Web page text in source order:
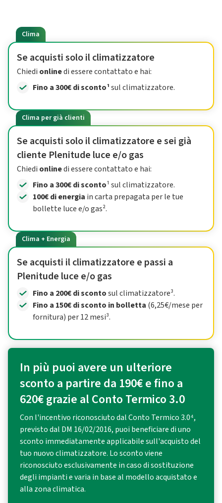
Clima
Se acquisti solo il climatizzatore
Chiedi onlinedi essere contattato e hai:
Fino a 300€ di sconto¹sul climatizzatore.
Clima per già clienti
Se acquisti solo il climatizzatore e sei già
cliente Plenitude luce e/o gas
Chiedi onlinedi essere contattato e hai:
Fino a 300€ di sconto¹ sul climatizzatore.
100€ di energia in carta prepagata per le tue
bollette luce e/o gas².
Clima + Energia
Se acquisti il climatizzatore e passi a
Plenitude luce e/o gas
Fino a 200€ di scontosul climatizzatore³.
Fino a 150€ di sconto in bolletta (6,25€/mese per
fornitura) per 12 mesi³.
In più puoi avere un ulteriore
sconto a partire da 190€ e fino a
620€ grazie al Conto Termico 3.0
Con l'incentivo riconosciuto dal Conto Termico 3.0⁴,
previsto dal DM 16/02/2016, puoi beneficiare di uno
sconto immediatamente applicabile sull'acquisto del
tuo nuovo climatizzatore. Lo sconto viene
riconosciuto esclusivamente in caso di sostituzione
degli impianti e varia in base al modello acquistato e
alla zona climatica.